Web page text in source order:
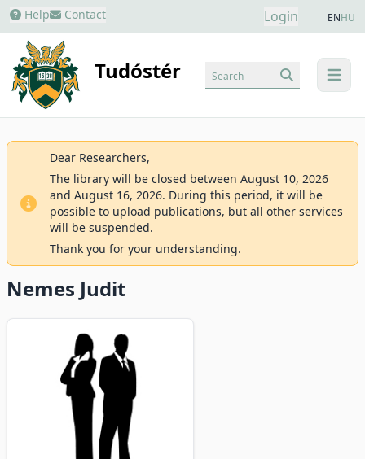
Help Contact Login ENHU
Tudóstér menu
Search
Dear Researchers,
The library will be closed between August 10, 2026
and August 16, 2026. During this period, it will be
possible to upload publications, but all other services
will be suspended.
Thank you for your understanding.
Nemes Judit